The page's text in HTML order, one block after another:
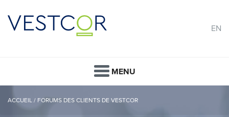
EN
MENU
ACCUEIL / FORUMS DES CLIENTS DE VESTCOR